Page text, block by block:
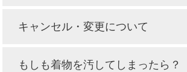
キャンセル・変更について
もしも着物を汚してしまったら？